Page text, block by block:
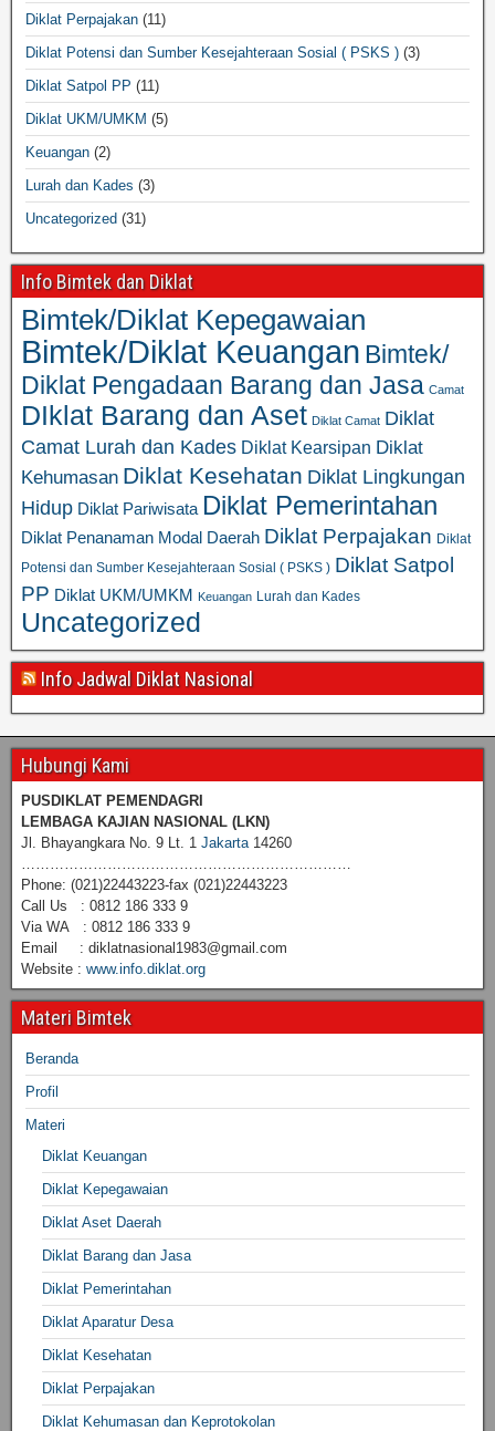
Diklat Perpajakan (11)
Diklat Potensi dan Sumber Kesejahteraan Sosial ( PSKS ) (3)
Diklat Satpol PP (11)
Diklat UKM/UMKM (5)
Keuangan (2)
Lurah dan Kades (3)
Uncategorized (31)
Info Bimtek dan Diklat
Bimtek/Diklat Kepegawaian
Bimtek/Diklat Keuangan Bimtek/
Diklat Pengadaan Barang dan Jasa Camat
DIklat Barang dan Aset Diklat Camat Diklat
Camat Lurah dan Kades Diklat Kearsipan Diklat
Kehumasan Diklat Kesehatan Diklat Lingkungan
Hidup Diklat Pariwisata Diklat Pemerintahan
Diklat Penanaman Modal Daerah Diklat Perpajakan Diklat
Potensi dan Sumber Kesejahteraan Sosial ( PSKS ) Diklat Satpol
PP Diklat UKM/UMKM Keuangan Lurah dan Kades
Uncategorized
Info Jadwal Diklat Nasional
Hubungi Kami
PUSDIKLAT PEMENDAGRI
LEMBAGA KAJIAN NASIONAL (LKN)
Jl. Bhayangkara No. 9 Lt. 1 Jakarta14260
……………………………………………………………
Phone: (021)22443223-fax (021)22443223
Call Us : 0812 186 333 9
Via WA : 0812 186 333 9
Email : diklatnasional1983@gmail.com
Website : www.info.diklat.org
Materi Bimtek
Beranda
Profil
Materi
Diklat Keuangan
Diklat Kepegawaian
Diklat Aset Daerah
Diklat Barang dan Jasa
Diklat Pemerintahan
Diklat Aparatur Desa
Diklat Kesehatan
Diklat Perpajakan
Diklat Kehumasan dan Keprotokolan